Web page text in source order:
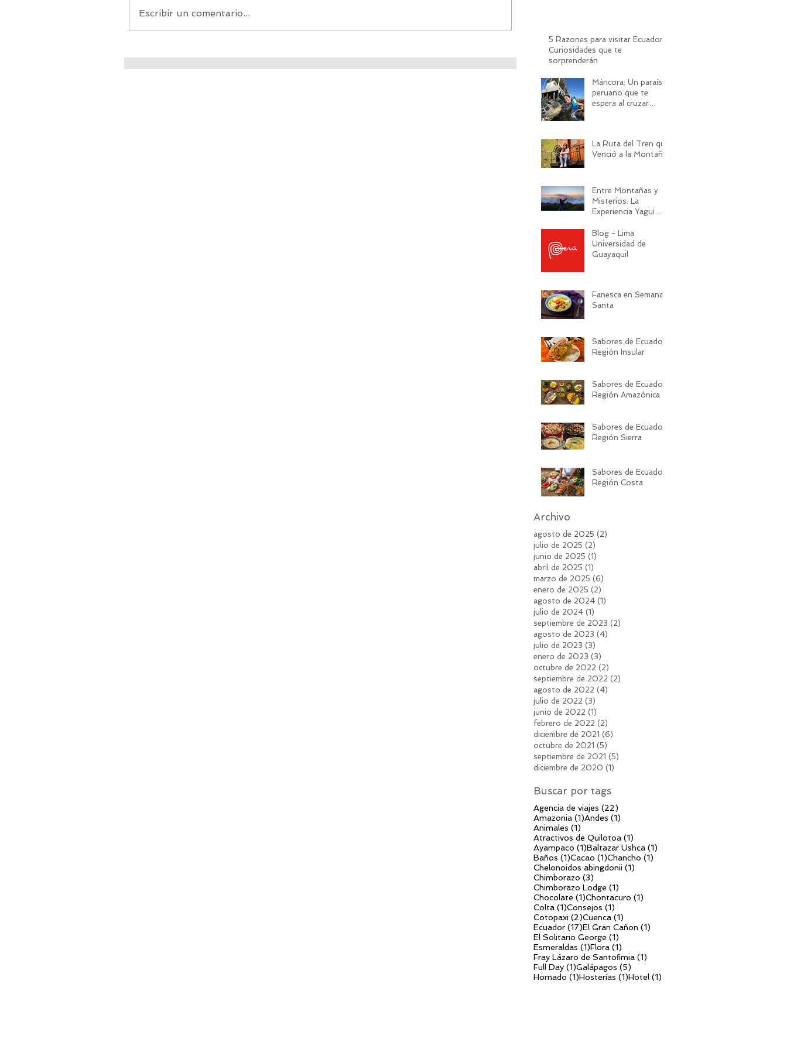
Sudamérica, es un gigante
Escribir un comentario...
5 Razones para visitar Ecuador:
Curiosidades que te
sorprenderán
Máncora: Un paraíso
peruano que te
espera al cruzar
La Ruta del Tren que
Venció a la Montaña
Entre Montañas y
Misterios: La
Experiencia Yagui
Blog - Lima
Universidad de
Guayaquil
Fanesca en Semana
Santa
Sabores de Ecuador:
Región Insular
Sabores de Ecuador:
Región Amazónica
Sabores de Ecuador:
Región Sierra
Sabores de Ecuador:
Región Costa
Archivo
agosto de 2025 (2)
julio de 2025 (2)
junio de 2025 (1)
abril de 2025 (1)
marzo de 2025 (6)
enero de 2025 (2)
agosto de 2024 (1)
julio de 2024 (1)
septiembre de 2023 (2)
agosto de 2023 (4)
julio de 2023 (3)
enero de 2023 (3)
octubre de 2022 (2)
septiembre de 2022 (2)
agosto de 2022 (4)
julio de 2022 (3)
junio de 2022 (1)
febrero de 2022 (2)
diciembre de 2021 (6)
octubre de 2021 (5)
septiembre de 2021 (5)
diciembre de 2020 (1)
Buscar por tags
Agencia de viajes (22)
Amazonia (1)1 entrada
Andes (1)
Animales (1)
Atractivos de Quilotoa (1)
Ayampaco (1)1 entrada
Baltazar Ushca (1)
Baños (1)1 entrada
Cacao (1)1 entrada
Chancho (1)
Chelonoidos abingdonii (1)
Chimborazo (3)
Chimborazo Lodge (1)
Chocolate (1)1 entrada
Chontacuro (1)
Colta (1)1 entrada
Consejos (1)
Cotopaxi (2)2 entradas
Cuenca (1)
Ecuador (17)17 entradas
El Gran Cañon (1)
El Solitario George (1)
Esmeraldas (1)1 entrada
Flora (1)
Fray Lázaro de Santoﬁmia (1)
Full Day (1)1 entrada
Galápagos (5)
Hornado (1)1 entrada
Hosterías (1)1 entrada
Hotel (1)